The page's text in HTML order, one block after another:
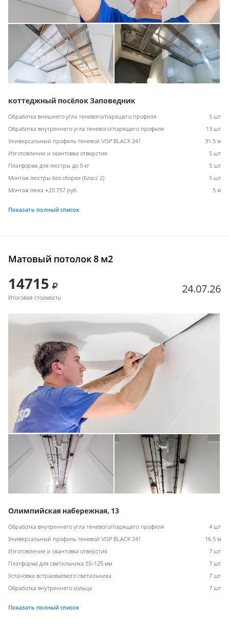
коттеджный посёлок Заповедник
Обработка внешнего угла теневого/парящего профиля
5 шт
Обработка внутреннего угла теневого/парящего профиля
13 шт
Универсальный профиль теневой VISP BLACK 241
31.5 м
Изготовление и окантовка отверстия
5 шт
Платформа для люстры до 5 кг
5 шт
Монтаж люстры без сборки (Класс 2)
5 шт
Монтаж люка +20 757 руб.
5 м
Показать полный список
Матовый потолок 8 м2
14715
Итоговая стоимость
24.07.26
Олимпийская набережная, 13
Обработка внутреннего угла теневого/парящего профиля
4 шт
Универсальный профиль теневой VISP BLACK 241
16.5 м
Изготовление и окантовка отверстия
7 шт
Платформа для светильника 55-125 мм
7 шт
Установка встраиваемого светильника
7 шт
Обработка внутреннего кольца
7 шт
Показать полный список